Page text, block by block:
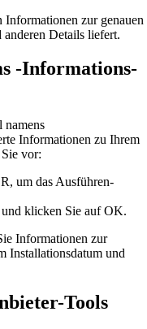
Informationen zur genauen
Details liefert.
-Informations-
namens
Informationen zu Ihrem
vor:
um das Ausführen-
klicken Sie auf OK.
Informationen zur
Installationsdatum und
Tools